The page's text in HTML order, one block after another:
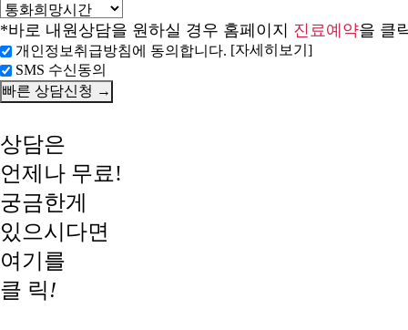
*바로 내원상담을 원하실 경우 홈페이지 진료예약을 클
개인정보취급방침에 동의합니다. [자세히보기]
SMS 수신동의
상담은
언제나 무료!
궁금한게
있으시다면
여기를
클 릭!